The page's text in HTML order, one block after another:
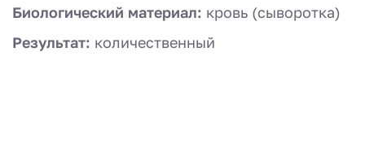
Биологический материал: кровь (сыворотка)
Результат: количественный